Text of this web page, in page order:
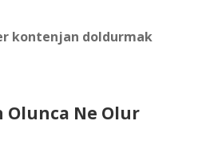
kontenjan doldurmak
Olunca Ne Olur